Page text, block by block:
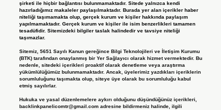
şirketi ile hiçbir bağlantısı bulunmamaktadır. Sitede yalnızca kendi
hazırladığımız makaleler paylaşılmaktadır. Burada yer alan içerikler haber
niteliği taşımamakta olup, gerçek kurum ve kişiler hakkında paylaşım
yapılmamaktadır. Gerçek kurum ve kişiler ile isim benzerlikleri tamamen
tesadüfidir. Sitemizdeki bilgiler taslak halindedir ve tavsiye niteliği
taşımazlar.
Sitemiz, 5651 Sayılı Kanun gereğince Bilgi Teknolojileri ve İletişim Kurumu
(BTK) tarafından onaylanmış bir Yer Sağlayıcı olarak hizmet vermektedir. Bu
nedenle, sitedeki içerikleri proaktif olarak denetleme veya araştırma
yükümlülüğümüz bulunmamaktadır. Ancak, üyelerimiz yazdıkları içeriklerin
sorumluluğunu taşımakta olup, siteye üye olarak bu sorumluluğu kabul
etmiş sayılırlar.
Hukuka ve yasal düzenlemelere aykırı olduğunu düşündüğünüz içerikleri,
backlinkpanelicomtr@gmail.comadresine bildirmeniz halinde, ilgili